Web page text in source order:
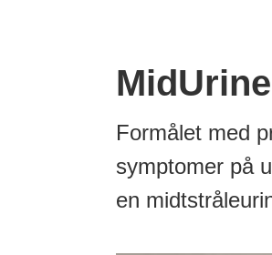
MidUrine
Formålet med
symptomer på
en